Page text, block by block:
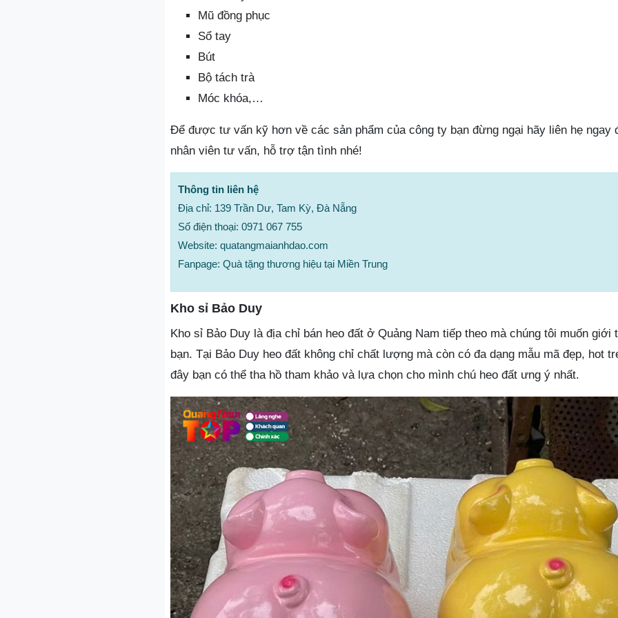
Mũ đồng phục
Sổ tay
Bút
Bộ tách trà
Móc khóa,…
Để được tư vấn kỹ hơn về các sản phẩm của công ty bạn đừng ngại hãy liên hẹ ngay
nhân viên tư vấn, hỗ trợ tận tình nhé!
Thông tin liên hệ
Địa chỉ: 139 Trần Dư, Tam Kỳ, Đà Nẵng
Số điện thoại: 0971 067 755
Website: quatangmaianhdao.com
Fanpage: Quà tặng thương hiệu tại Miền Trung
Kho sỉ Bảo Duy
Kho sỉ Bảo Duy là địa chỉ bán heo đất ở Quảng Nam tiếp theo mà chúng tôi muốn giới
bạn. Tại Bảo Duy heo đất không chỉ chất lượng mà còn có đa dạng mẫu mã đẹp, hot
đây bạn có thể tha hồ tham khảo và lựa chọn cho mình chú heo đất ưng ý nhất.